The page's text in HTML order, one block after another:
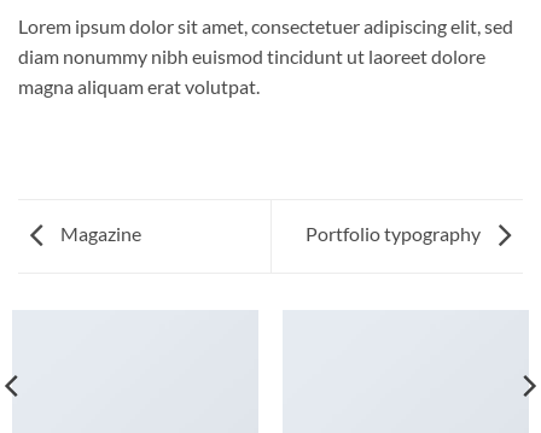
Lorem ipsum dolor sit amet, consectetuer adipiscing elit, sed
diam nonummy nibh euismod tincidunt ut laoreet dolore
magna aliquam erat volutpat.
Magazine Portfolio typography